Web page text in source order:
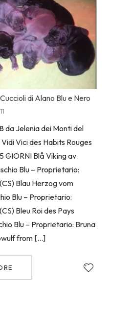
di Alano Blu e Nero
da Jelenia dei Monti del
Vici des Habits Rouges
GIORNI Blå Viking av
Blu – Proprietario:
Blau Herzog vom
Blu – Proprietario:
Bleu Roi des Pays
Blu – Proprietario: Bruna
from […]